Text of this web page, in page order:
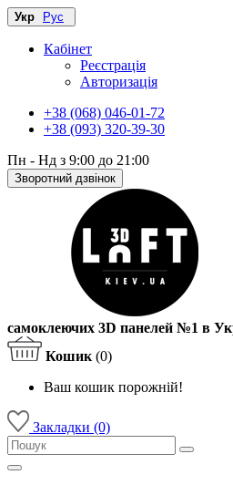
Укр Рус
Кабінет
Реєстрація
Авторизація
+38 (068) 046-01-72
+38 (093) 320-39-30
Пн - Нд з 9:00 до 21:00
Зворотний дзвінок
самоклеючих 3D панелей №1 в
Кошик (0)
Ваш кошик порожній!
Закладки (0)